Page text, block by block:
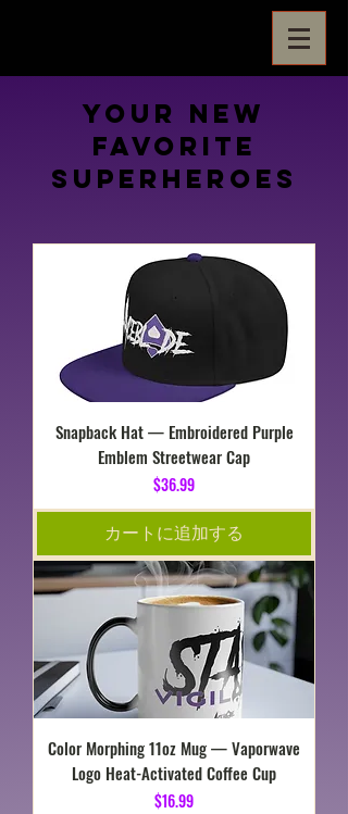
Your New
Favorite
Superheroes
Snapback Hat — Embroidered Purple
Emblem Streetwear Cap
価格
$36.99
カートに追加する
Color Morphing 11oz Mug — Vaporwave
Logo Heat-Activated Coffee Cup
価格
$16.99